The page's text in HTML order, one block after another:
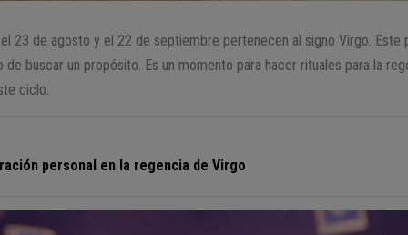
23 de agosto y el 22 de septiembre pertenecen al signo Virgo. Este
de buscar un propósito. Es un momento para hacer rituales para la
ciclo.
personal en la regencia de Virgo